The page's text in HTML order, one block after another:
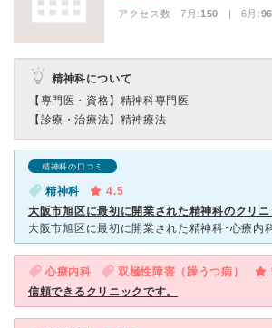
アクセス数 7月:150 | 6月:96
精神科について
【専門医・資格】 精神科専門医
【診療・治療法】 精神療法
精神科の口コミ
精神科
4.5
大阪市旭区に最初に開業された精神科のクリニ
心療内科 双極性障害（躁うつ病）
信頼できるクリニックです。